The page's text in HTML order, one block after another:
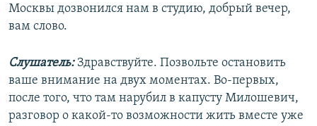
Москвы дозвонился нам в студию, добрый вечер,
вам слово.
Слушатель: Здравствуйте. Позвольте остановить
ваше внимание на двух моментах. Во-первых,
после того, что там нарубил в капусту Милошевич,
разговор о какой-то возможности жить вместе уже